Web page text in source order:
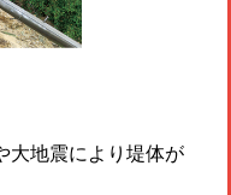
大地震により堤体が